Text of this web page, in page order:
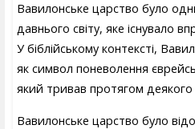
Вавилонське царство було
давнього світу, яке існувало
У біблійському контексті,
як символ поневолення
який тривав протягом деякого
Вавилонське царство було